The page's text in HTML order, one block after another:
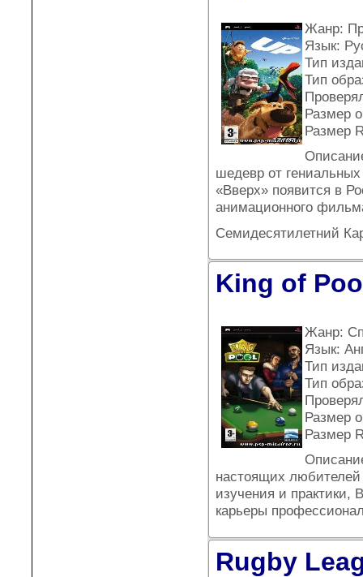
Жанр:
Язык:
Тип
Тип
Размер
Размер
шедевр от
«Вверх» появится в
анимационного
Семидесятилетний
King of
Жанр:
Язык:
Тип
Тип
Размер
Размер
настоящих любителей
изучения и практики,
карьеры
Rugby